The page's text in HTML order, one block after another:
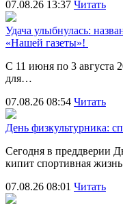
07.08.26 13:37 Читать
Удача улыбнулась:
«Нашей газеты»!
С 11 июня по 3 августа
для…
07.08.26 08:54 Читать
День физкультурника:
Сегодня в преддверии
кипит спортивная
07.08.26 08:01 Читать